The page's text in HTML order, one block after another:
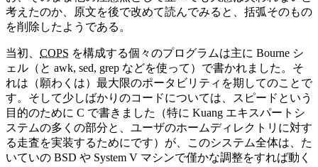
考えたのか、原文を後で改めて読んでみると、括弧そのもの
を削除したようである。
当初、 COPS を構成する個々のプログラムは主に Bourne シ
ェル（と awk, sed, grep などを使って）で書かれました。そ
れは（願わくは）最大限のポータビリティを期してのことで
す。そして少しばかりのコードについては、スピードという
目的のために C で書きました（特に Kuang エキスパートシ
ステムの多くの部分と、ユーザのホームディレクトリに対す
る走査を実装するためにです）が、このシステム全体は、た
いていの BSD や System V マシンで僅かな調整をすれば動く